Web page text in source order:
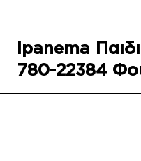
Ipanema
780-22384